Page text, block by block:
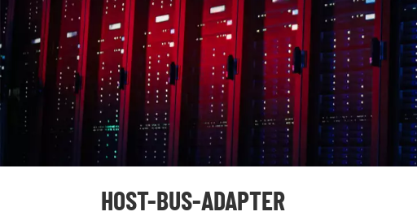
HOST-BUS-ADAPTER